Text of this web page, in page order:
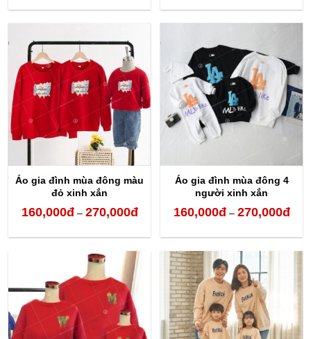
160,000đ
đến
270,000đ
từ
đến
Áo gia đình mùa đông màu
đỏ xinh xắn
160,000đ – 270,000đKhoảng
từ
160,000đ
270,000đ
Áo gia đình mùa đông 4
người xinh xắn
160,000đ – 270,000đ
từ
đến